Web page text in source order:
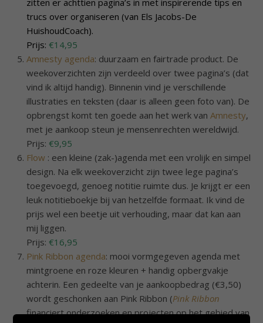
zitten er achttien pagina’s in met inspirerende tips en
trucs over organiseren (van Els Jacobs-De
HuishoudCoach).
Prijs: €14,95
Amnesty agenda: duurzaam en fairtrade product. De
weekoverzichten zijn verdeeld over twee pagina’s (dat
vind ik altijd handig). Binnenin vind je verschillende
illustraties en teksten (daar is alleen geen foto van). De
opbrengst komt ten goede aan het werk van Amnesty,
met je aankoop steun je mensenrechten wereldwijd.
Prijs: €9,95
Flow : een kleine (zak-)agenda met een vrolijk en simpel
design. Na elk weekoverzicht zijn twee lege pagina’s
toegevoegd, genoeg notitie ruimte dus. Je krijgt er een
leuk notitieboekje bij van hetzelfde formaat. Ik vind de
prijs wel een beetje uit verhouding, maar dat kan aan
mij liggen.
Prijs: €16,95
Pink Ribbon agenda: mooi vormgegeven agenda met
mintgroene en roze kleuren + handig opbergvakje
achterin. Een gedeelte van je aankoopbedrag (€3,50)
wordt geschonken aan Pink Ribbon (Pink Ribbon
financiert onderzoeken en projecten op het gebied van